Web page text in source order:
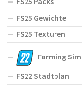
FS25 Gewichte
FS25 Texturen
Farming
FS22 Stadtplan